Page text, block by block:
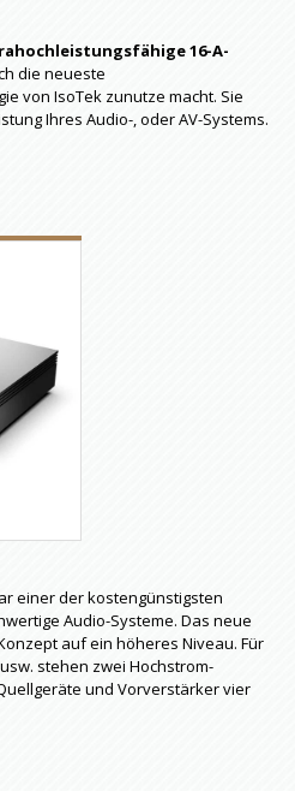
16-A-
die neueste
von IsoTek zunutze macht. Sie
Ihres Audio-, oder AV-Systems.
einer der kostengünstigsten
Audio-Systeme. Das neue
auf ein höheres Niveau. Für
stehen zwei Hochstrom-
und Vorverstärker vier